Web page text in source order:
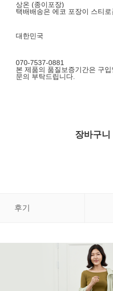
상온 (종이포장)
택배배송은 에코 포장이 스티
대한민국
070-7537-0881
본 제품의 품질보증기간은 구
문의 부탁드립니다.
장바구니
후기